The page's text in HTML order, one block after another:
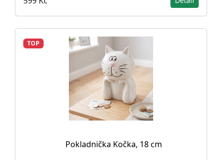
TOP
Pokladnička Kočka, 18 cm